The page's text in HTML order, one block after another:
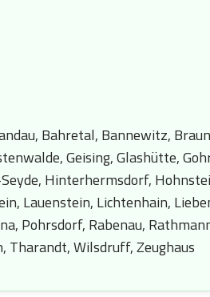
Bahretal, Bannewitz,
Geising, Glashütte,
Hinterhermsdorf,
Lauenstein, Lichtenhain,
Pohrsdorf, Rabenau,
Tharandt, Wilsdruff, Zeughaus